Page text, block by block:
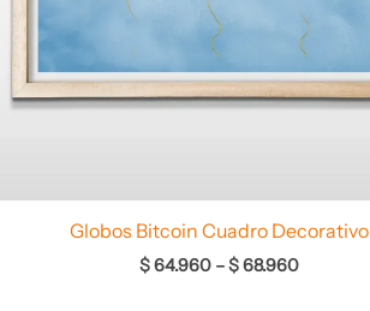
Globos Bitcoin Cuadro Decorativo
$64.960 –$68.960